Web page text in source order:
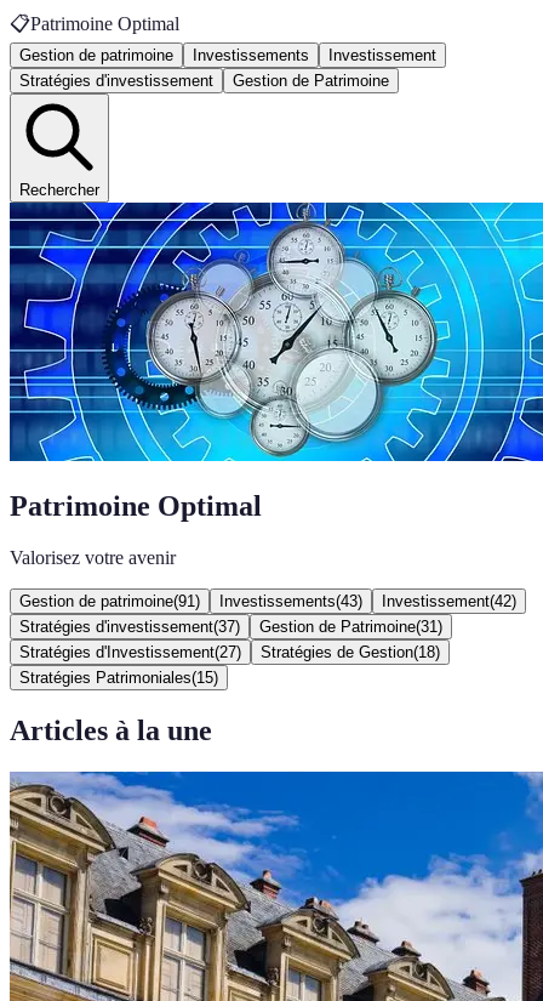
📋Patrimoine Optimal
Gestion de patrimoine Investissements
Investissement
Stratégies d'investissement
Gestion de Patrimoine
Rechercher
Patrimoine Optimal
Valorisez votre avenir
Gestion de patrimoine(91 ) Investissements(43) Investissement(42)
Stratégies d'investissement(37) Gestion de Patrimoine(31 )
Stratégies d'Investissement(27) Stratégies de Gestion(18)
Stratégies Patrimoniales(15)
Articles à la une